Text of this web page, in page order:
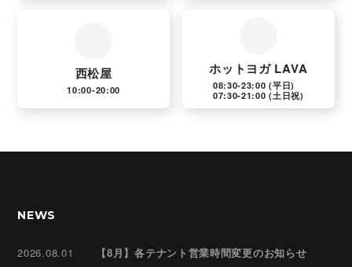
西松屋
10:00-20:00
ホットヨガ LAVA
08:30-23:00(平日)
07:30-21:00(土日祝)
NEWS
2026.08.01
【8月】各テナント営業時間変更のお知らせ